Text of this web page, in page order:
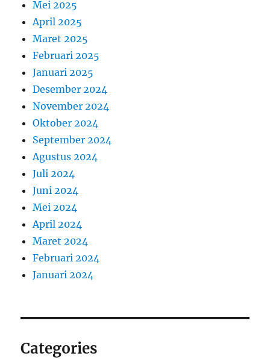
Mei 2025
April 2025
Maret 2025
Februari 2025
Januari 2025
Desember 2024
November 2024
Oktober 2024
September 2024
Agustus 2024
Juli 2024
Juni 2024
Mei 2024
April 2024
Maret 2024
Februari 2024
Januari 2024
Categories